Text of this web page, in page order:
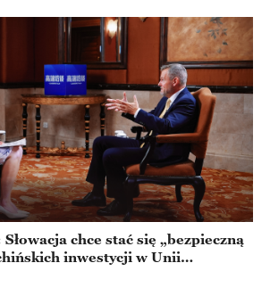
chce stać się „bezpieczną
inwestycji w Unii